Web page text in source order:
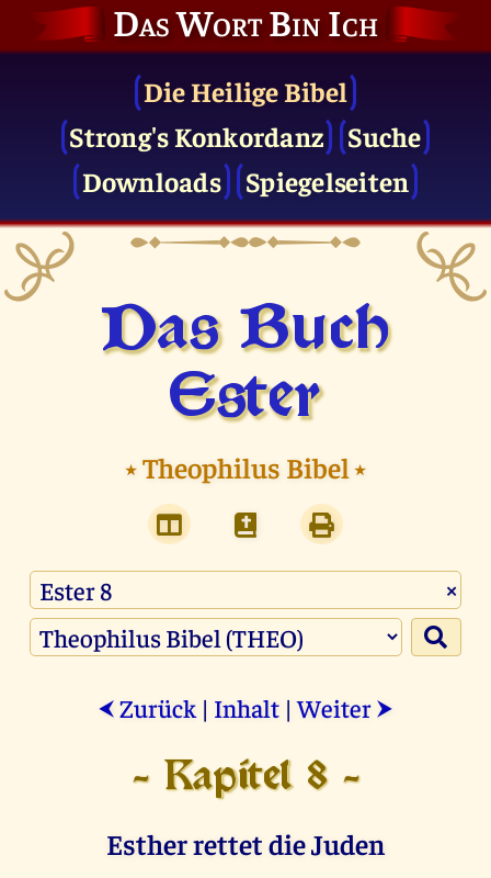
Das Wort Bin Ich
Die Heilige Bibel
Strong's Konkordanz
Suche
Downloads
Spiegelseiten
Das Buch
Ester
⭑Theophilus Bibel⭑
×
⮜ Zurück | Inhalt |Weiter ⮞
- Kapitel 8 -
Esther rettet die Juden